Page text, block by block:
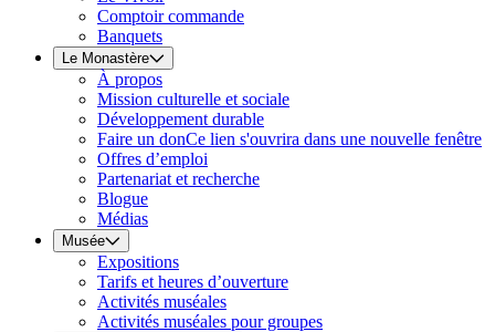
Comptoir commande
Banquets
Le Monastère
À propos
Mission culturelle et sociale
Développement durable
Faire un donCe lien s'ouvrira dans une nouvelle fenêtre
Offres d’emploi
Partenariat et recherche
Blogue
Médias
Musée
Expositions
Tarifs et heures d’ouverture
Activités muséales
Activités muséales pour groupes